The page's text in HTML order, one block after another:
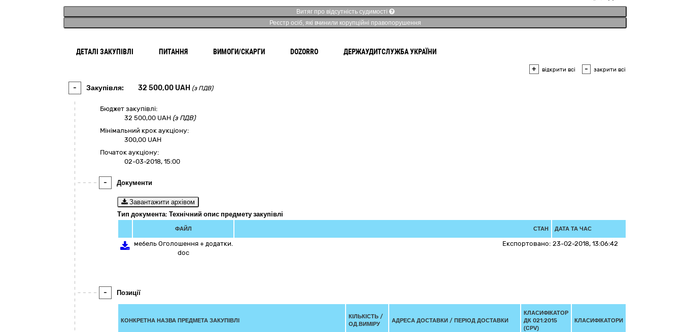
Витяг про відсутність судимості
Реєстр осіб, які вчинили корупційні правопорушення
ДЕТАЛІ ЗАКУПІВЛІ ПИТАННЯ ВИМОГИ/СКАРГИ DOZORRO ДЕРЖАУДИТСЛУЖБА УКРАЇНИ
+ відкрити всі - закрити всі
- Закупівля: 32 500,00 UAH (з ПДВ)
Бюджет закупівлі:
32 500,00 UAH (з ПДВ)
Мінімальний крок аукціону:
300,00 UAH
Початок аукціону:
02-03-2018, 15:00
- Документи
Завантажити архівом
Тип документа: Технічний опис предмету закупівлі
ФАЙЛ СТАН ДАТА ТА ЧАС
мебель Оголошення + додатки.
doc
Експортовано: 23-02-2018, 13:06:42
- Позиції
КОНКРЕТНА НАЗВА ПРЕДМЕТА ЗАКУПІВЛІ
КІЛЬКІСТЬ /
ОД.ВИМІРУ
АДРЕСА ДОСТАВКИ / ПЕРІОД ДОСТАВКИ
КЛАСИФІКАТОР
ДК 021:2015
(CPV)
КЛАСИФІКАТОРИ